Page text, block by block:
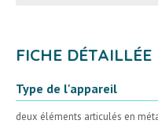
FICHE DÉTAILLÉE
Type de l'appareil
deux éléments articulés en